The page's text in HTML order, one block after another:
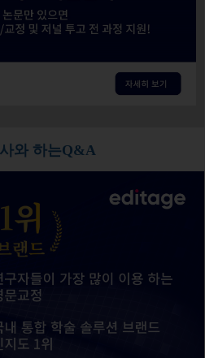
와 하는Q&A